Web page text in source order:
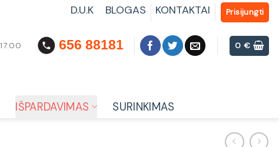
D.U.K BLOGAS KONTAKTAI Prisijungti
656 88181 0€
IŠPARDAVIMAS SURINKIMAS